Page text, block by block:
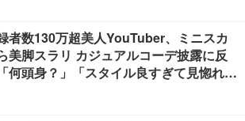
者数130万超美人YouTuber、ミニスカ
美脚スラリ カジュアルコーデ披露に反
何頭身？」「スタイル良すぎて見惚れ